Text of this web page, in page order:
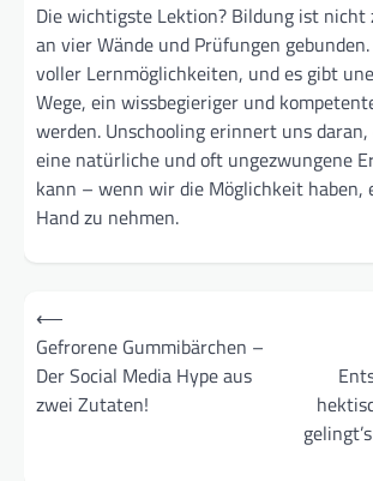
Die wichtigste Lektion? Bildung ist nicht
an vier Wände und Prüfungen
voller Lernmöglichkeiten, und es gibt
Wege, ein wissbegieriger und
werden. Unschooling erinnert uns daran,
eine natürliche und oft ungezwungene
kann – wenn wir die Möglichkeit haben,
Hand zu nehmen.
Beitragsnavigation
⟵
Gefrorene Gummibärchen –
Der Social Media Hype aus
zwei Zutaten!